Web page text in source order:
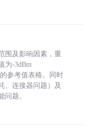
围及影响因素，重
为-3dBm
参考值表格。同时
、连接器问题）及
问题。